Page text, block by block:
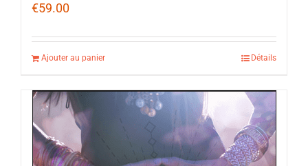
€59.00
Ajouter au panier Détails